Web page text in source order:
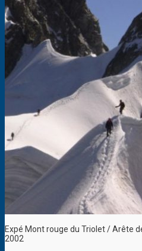
Expé Mont rouge du Triolet / Arête
2002